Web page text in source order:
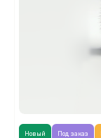
Новый Под заказ